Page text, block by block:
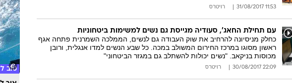
חדשות יהדות
חדשות המשפט
המייל האדום
11:53 31/08/2017 רויטרס
עם תחילת החאג', סעודיה מגייסת גם נשים למשימות ביטחוניות
כחלק מניסיונה להרחיב את שוק העבודה גם לנשים, הממלכה השמרנית פתחה אגף
ראשון מסוגו במרכז החירום המשולב במכה. כל שבע הנשים למדו אנגלית, ורובן
מכוסות בניקאב. "נשים יכולות להשתלב גם במגזר הביטחוני"
22:09 30/08/2017 רויטרס טוב